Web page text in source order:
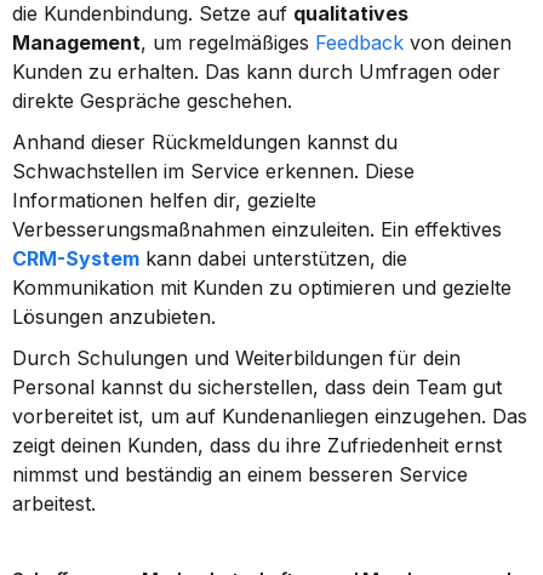
die Kundenbindung. Setze auf qualitatives
Management, um regelmäßiges Feedback von deinen
Kunden zu erhalten. Das kann durch Umfragen oder
direkte Gespräche geschehen.
Anhand dieser Rückmeldungen kannst du
Schwachstellen im Service erkennen. Diese
Informationen helfen dir, gezielte
CRM-System kann dabei unterstützen, die
Kommunikation mit Kunden zu optimieren und gezielte
Lösungen anzubieten.
Durch Schulungen und Weiterbildungen für dein
Personal kannst du sicherstellen, dass dein Team gut
vorbereitet ist, um auf Kundenanliegen einzugehen. Das
zeigt deinen Kunden, dass du ihre Zufriedenheit ernst
nimmst und beständig an einem besseren Service
arbeitest.